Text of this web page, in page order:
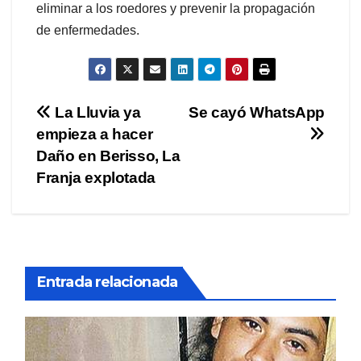
eliminar a los roedores y prevenir la propagación
de enfermedades.
Navegación
de
entradas
Se cayó WhatsApp
La Lluvia ya
empieza a hacer
Daño en Berisso, La
Franja explotada
Entrada relacionada